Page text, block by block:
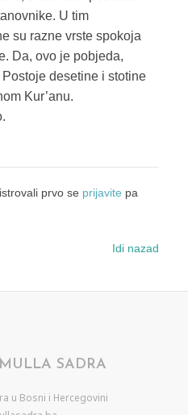
U tim
su razne vrste spokoja
Da, ovo je pobjeda,
desetine i stotine
Kur’anu.
prvo se prijavite pa
Idi nazad
SADRA
u Bosni i Hercegovini